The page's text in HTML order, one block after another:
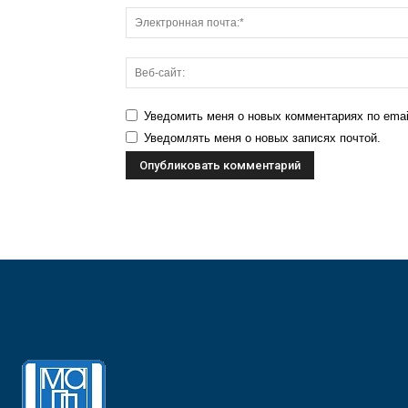
Уведомить меня о новых комментариях по
Уведомлять меня о новых записях почтой.